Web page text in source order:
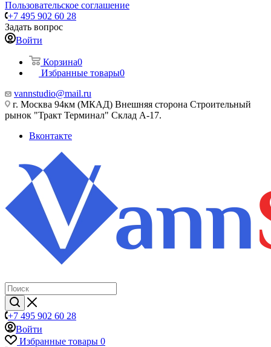
Пользовательское соглашение
+7 495 902 60 28
Задать вопрос
Войти
Корзина0
Избранные товары0
vannstudio@mail.ru
г. Москва 94км (МКАД) Внешняя сторона Строительный
рынок "Тракт Терминал" Склад А-17.
Вконтакте
+7 495 902 60 28
Войти
Избранные товары 0